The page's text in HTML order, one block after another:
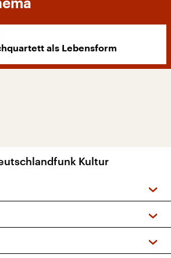
als Lebensform
Kultur
und Podcasts
+ DAB+)